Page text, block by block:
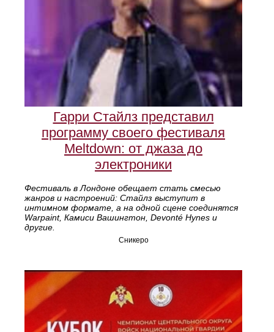
Гарри Стайлз представил
программу своего фестиваля
Meltdown: от джаза до
электроники
Фестиваль в Лондоне обещает стать смесью
жанров и настроений: Стайлз выступит в
интимном формате, а на одной сцене соединятся
Warpaint, Камиси Вашингтон, Devonté Hynes и
другие.
Сникеро